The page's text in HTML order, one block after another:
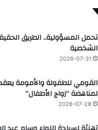
تحمل المسؤولية.. الطريق
الشخصية
2026-07-31
القومي للطفولة والأمومة
لمناهضة “زواج الأطفال”
2026-07-28